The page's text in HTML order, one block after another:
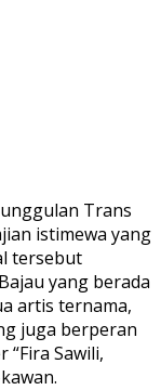
Trans
istimewa yang
tersebut
yang berada
artis ternama,
juga berperan
Sawili,